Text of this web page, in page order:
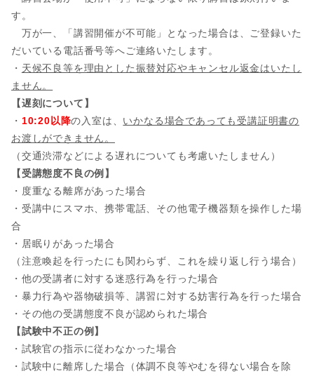
す。
万が一、「講習開催が不可能」となった場合は、ご登録いた
だいている電話番号等へご連絡いたします。
・ 天候不良等を理由とした振替対応やキャンセル返金はいたし
ません。
【遅刻について】
・ 10:20以降の入室は、 いかなる場合であっても受講証明書の
お渡しができません。
（交通渋滞などによる遅れについても考慮いたしません）
【受講態度不良の例】
・度重なる離席があった場合
・受講中にスマホ、携帯電話、その他電子機器類を操作した場
合
・居眠りがあった場合
（注意喚起を行ったにも関わらず、これを繰り返し行う場合）
・他の受講者に対する迷惑行為を行った場合
・暴力行為や器物破損等、講習に対する妨害行為を行った場合
・その他の受講態度不良が認められた場合
【試験中不正の例】
・試験官の指示に従わなかった場合
・試験中に離席した場合（体調不良等やむを得ない場合を除